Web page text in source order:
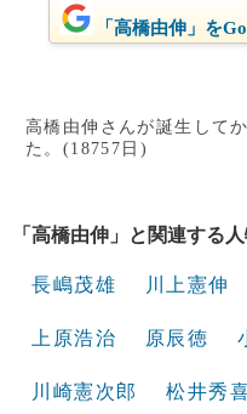
「高橋由伸」を
高橋由伸さんが誕生して
た。(18757日)
「高橋由伸」と関連する
長嶋茂雄 川上憲伸
上原浩治 原辰徳
川崎憲次郎 松井秀